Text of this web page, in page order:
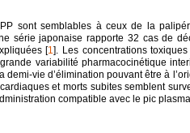
sont semblables à ceux de la
série japonaise rapporte 32 cas de
[1]. Les concentrations
variabilité pharmacocinétique
demi-vie d’élimination pouvant être à
et morts subites semblent
compatible avec le pic